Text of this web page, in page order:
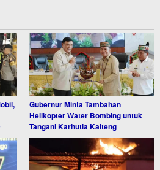
Gubernur Minta Tambahan
Helikopter Water Bombing untuk
Tangani Karhutla Kalteng